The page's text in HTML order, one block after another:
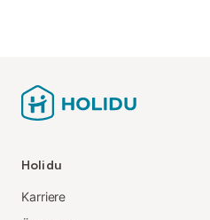
Holidu
Karriere